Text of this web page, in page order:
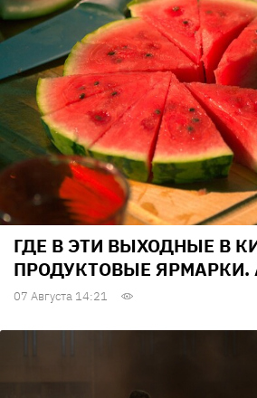
ГДЕ В ЭТИ ВЫХОДНЫЕ В
ПРОДУКТОВЫЕ ЯРМАРКИ.
07 Августа 14:21